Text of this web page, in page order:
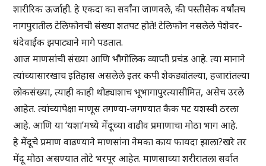
शारीरिक ऊर्जाही. हे एकदा का सर्वांना जाणवले, की पस्तीसेक वर्षांतच
नागपुरातील टेलिफोनची संख्या शतपट होते! टेलिफोन नसलेले पेशेवर-
धंदेवाईक झपाट्याने मागे पडतात.
आज माणसांची संख्या आणि भौगोलिक व्याप्ती प्रचंड आहे. त्या मानाने
त्यांच्यासारखाच इतिहास असलेले इतर कपी शेकड्यांतल्या, हजारांतल्या
लोकसंख्या, त्याही काही थोड्याशाच भूभागापुरत्यासीमित, असेच उरले
आहेत. त्यांच्यापेक्षा माणूस तगण्या-जगण्यात कैक पट यशस्वी ठरला
आहे. आणि या ‘यशा’मध्ये मेंदूच्या वाढीव प्रमाणाचा मोठा भाग आहे.
हे मेंदूचे प्रमाण वाढण्याने माणसांना नेमका काय फायदा झाला?खरे तर
मेंदू मोठा असण्यात तोटे भरपूर आहेत. माणसाच्या शरीरातला सर्वात